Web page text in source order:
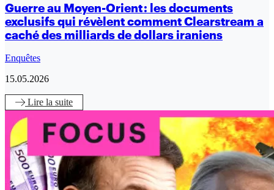
Guerre au Moyen-Orient : les documents
exclusifs qui révèlent comment Clearstream a
caché des milliards de dollars iraniens
Enquêtes
15.05.2026
Lire la suite